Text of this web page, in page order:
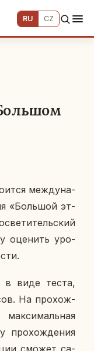
RU CZ
меж­ду­на­
«Боль­шой эт­
оце­нить уро­
в виде теста,
На про­хож­
про­хож­де­ния
сможет са­